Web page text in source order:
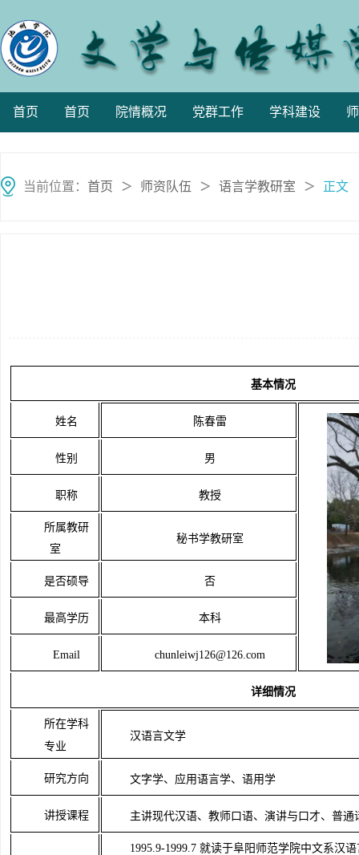
首页 首页 院情概况 党群工作 学科建设
当前位置： 首页 ＞ 师资队伍 ＞ 语言学教研室 ＞ 正文
基本情况
姓名 陈春雷
性别 男
职称 教授
所属教研
室
秘书学教研室
是否硕导 否
最高学历 本科
Email chunleiwj126@126.com
详细情况
所在学科
专业
汉语言文学
研究方向 文字学、应用语言学、语用学
讲授课程 主讲现代汉语、教师口语、演讲与口才、普通
1995.9-1999.7 就读于阜阳师范学院中文系汉